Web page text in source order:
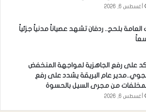
أغسطس 6, 2026
العامة بلحج.. ردفان تشهد عصياناً مدنياً جزئياً
على رفع الجاهزية لمواجهة المنخفض
عام البريقة يشدد على رفع
من مجرى السيل بالحسوة
أغسطس 6, 2026